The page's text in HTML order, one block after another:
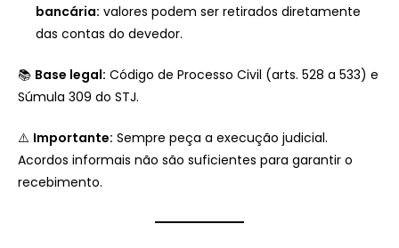
bancária: valores podem ser retirados diretamente
das contas do devedor.
📚 Base legal: Código de Processo Civil (arts. 528 a 533) e
Súmula 309 do STJ.
⚠️ Importante: Sempre peça a execução judicial.
Acordos informais não são suficientes para garantir o
recebimento.